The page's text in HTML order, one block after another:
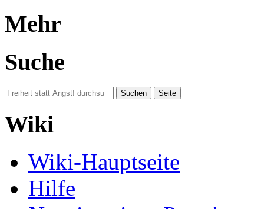
Mehr
Suche
Wiki
Wiki-Hauptseite
Hilfe